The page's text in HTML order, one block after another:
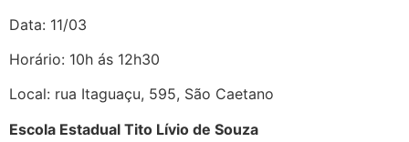
Data: 11/03
Horário: 10h ás 12h30
Local: rua Itaguaçu, 595, São Caetano
Escola Estadual Tito Lívio de Souza